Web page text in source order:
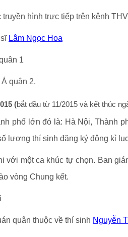
hình trực tiếp trên kênh
Lâm Ngọc Hoa
1
quân 2.
(bắt đầu từ 11/2015 và kết thúc
phố lớn đó là: Hà Nội, Thành
lượng thí sinh đăng ký đông kỉ
với một ca khúc tự chọn. Ban
vòng Chung kết.
quân thuộc về thí sinh Nguyễn